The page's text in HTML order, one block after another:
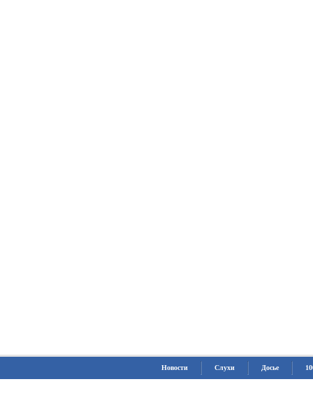
Новости Слухи Досье